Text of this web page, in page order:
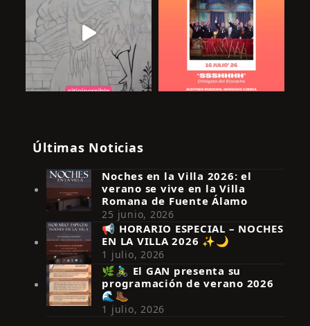
Síguenos en Instagram
Últimas Noticias
Noches en la Villa 2026: el
verano se vive en la Villa
Romana de Fuente Álamo
25 junio, 2026
📢 HORARIO ESPECIAL – NOCHES
EN LA VILLA 2026 ✨🌙
1 julio, 2026
🌿🚴‍♂️ El GAN presenta su
programación de verano 2026
🌊🥾
1 julio, 2026